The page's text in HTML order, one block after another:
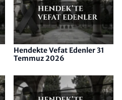
Hendekte Vefat Edenler 31
Temmuz 2026